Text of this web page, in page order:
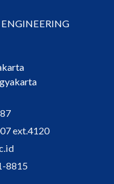
ext.4120
8815